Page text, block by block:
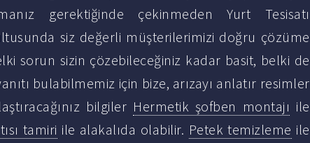
gerektiğinde çekinmeden Yurt Tesisatı
siz değerli müşterilerimizi doğru çözüme
sorun sizin çözebileceğiniz kadar basit, belki de
bulabilmemiz için bize, arızayı anlatır resimler
bilgiler Hermetik şofben montajı ile
tamiri ile alakalıda olabilir. Petek temizleme ile